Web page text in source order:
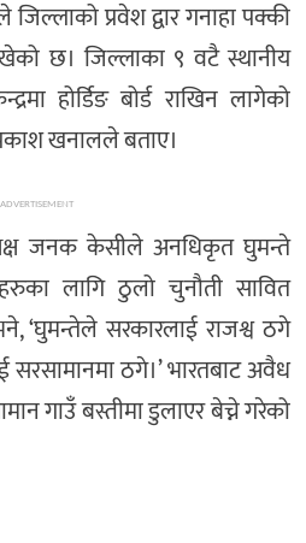
प्रवेश द्वार गनाहा पक्की
छ। जिल्लाका ९ वटै स्थानीय
होर्डिङ बोर्ड राखिन लागेको
खनालले बताए।
ADVERTISEMENT
जनक केसीले अनधिकृत घुमन्ते
लागि ठुलो चुनौती सावित
‘घुमन्तेले सरकारलाई राजश्व ठगे
ठगे।’ भारतबाट अवैध
गाउँ बस्तीमा डुलाएर बेच्ने गरेको